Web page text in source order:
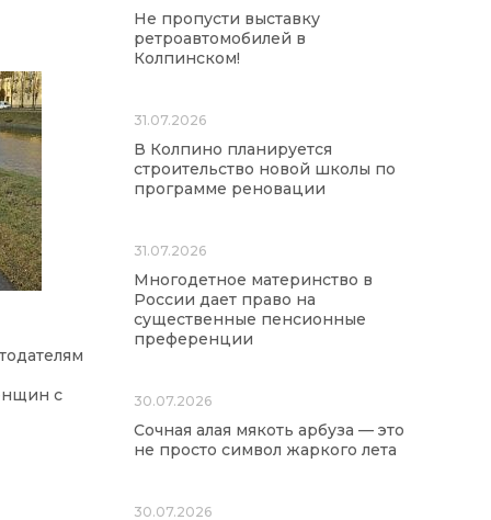
с
Не пропусти выставку
ретроавтомобилей в
Колпинском!
31.07.2026
В Колпино планируется
строительство новой школы по
программе реновации
31.07.2026
Многодетное материнство в
России дает право на
существенные пенсионные
преференции
30.07.2026
Сочная алая мякоть арбуза — это
не просто символ жаркого лета
30.07.2026